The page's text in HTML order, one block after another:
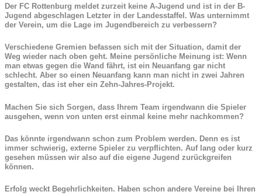
Der FC Rottenburg meldet zurzeit keine A-Jugend und ist in der B-
Jugend abgeschlagen Letzter in der Landesstaffel. Was unternimmt
der Verein, um die Lage im Jugendbereich zu verbessern?
Verschiedene Gremien befassen sich mit der Situation, damit der
Weg wieder nach oben geht. Meine persönliche Meinung ist: Wenn
man etwas gegen die Wand fährt, ist ein Neuanfang gar nicht
schlecht. Aber so einen Neuanfang kann man nicht in zwei Jahren
gestalten, das ist eher ein Zehn-Jahres-Projekt.
Machen Sie sich Sorgen, dass Ihrem Team irgendwann die Spieler
ausgehen, wenn von unten erst einmal keine mehr nachkommen?
Das könnte irgendwann schon zum Problem werden. Denn es ist
immer schwierig, externe Spieler zu verpflichten. Auf lang oder kurz
gesehen müssen wir also auf die eigene Jugend zurückgreifen
können.
Erfolg weckt Begehrlichkeiten. Haben schon andere Vereine bei Ihren